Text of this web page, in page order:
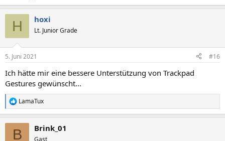
H hoxi
Lt. Junior Grade
5. Juni 2021 #16
Ich hätte mir eine bessere Unterstützung von Trackpad
Gestures gewünscht...
R
e
LamaTux
B Brink_01
Gast